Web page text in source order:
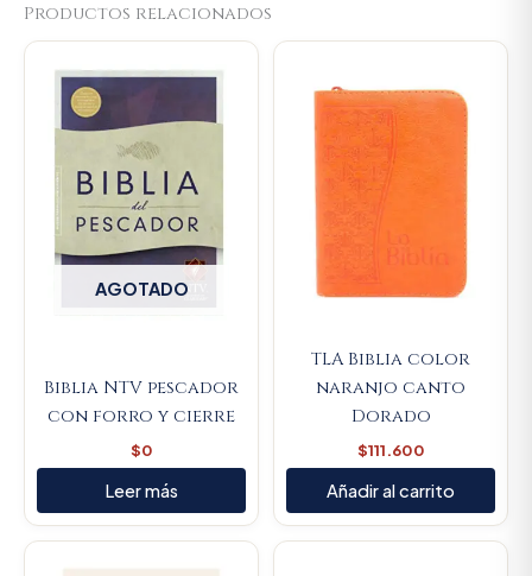
Productos relacionados
AGOTADO
Biblia NTV pescador
con forro y cierre
$0
Leer más
TLA Biblia color
naranjo canto
Dorado
$111.600
Añadir al carrito
Current